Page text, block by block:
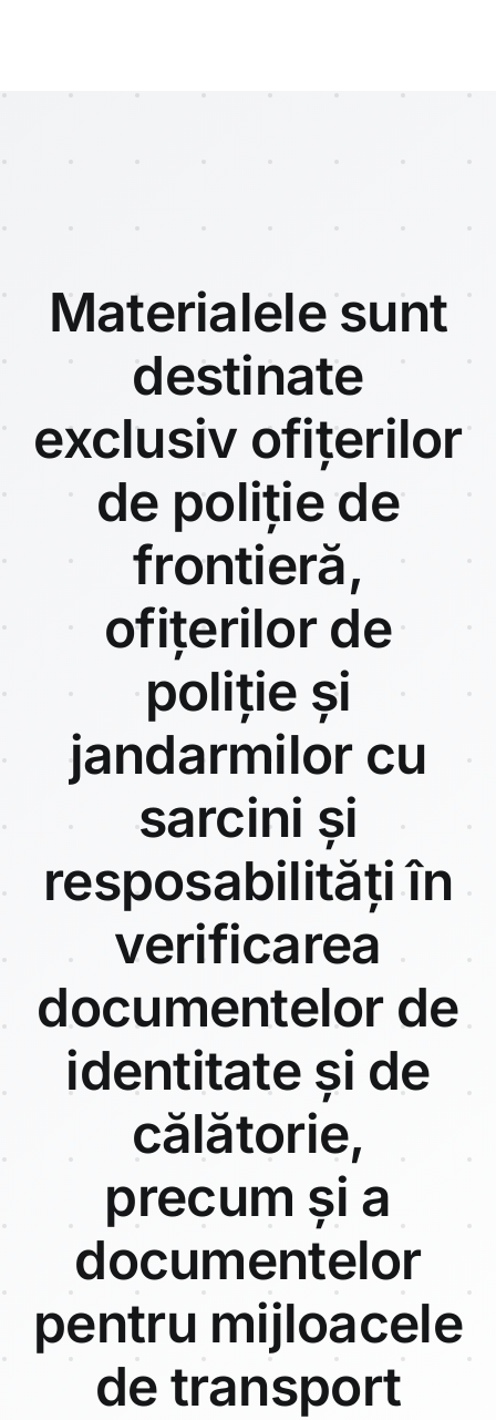
Materialele sunt
destinate
exclusiv ofițerilor
de poliție de
frontieră,
ofițerilor de
poliție și
jandarmilor cu
sarcini și
resposabilități în
verificarea
documentelor de
identitate și de
călătorie,
precum și a
documentelor
pentru mijloacele
de transport